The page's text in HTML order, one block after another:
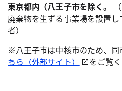
東京都内（八王子市を除く。 （
廃棄物を生ずる事業場を設置
者）
※八王子市は中核市のため、同
ちら（外部サイト）
をご覧く